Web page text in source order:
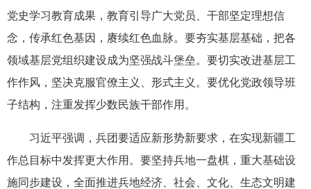
党史学习教育成果，教育引导广大党员、干部坚定理想信
念，传承红色基因，赓续红色血脉。要夯实基层基础，把各
领域基层党组织建设成为坚强战斗堡垒。要切实改进基层工
作作风，坚决克服官僚主义、形式主义。要优化党政领导班
子结构，注重发挥少数民族干部作用。
习近平强调，兵团要适应新形势新要求，在实现新疆工
作总目标中发挥更大作用。要坚持兵地一盘棋，重大基础设
施同步建设，全面推进兵地经济、社会、文化、生态文明建